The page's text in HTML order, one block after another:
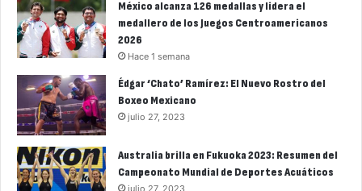
México alcanza 126 medallas y lidera el
medallero de los Juegos Centroamericanos
2026
Hace 1 semana
Édgar ‘Chato’ Ramírez: El Nuevo Rostro del
Boxeo Mexicano
julio 27, 2023
Australia brilla en Fukuoka 2023: Resumen del
Campeonato Mundial de Deportes Acuáticos
julio 27, 2023